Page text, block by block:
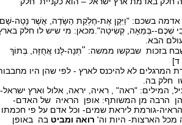
אדמה בשכם: "וַיִּקֶן אֶת-חֶלְקַת הַשָּׂדֶה, אֲשֶׁר נָטָה-שָׁם
שְׁכֶם--בְּמֵאָה, קְשִׂיטָה".מכאן: מי שיש לו חלק
הבא.
בזכות שבקשו ממשה: "תְּנָה-לָּנוּ אֲחֻזָּה, בְּתוֹךְ
ד]
המרגלים לא להיכנס לארץ - לפי שהן היו
חלק בה.
המילים: "ראה" , ראיה, יראה, אלול וארץ ישראל-
הרבה מן המשותף: אופן הראיה של האדם-
גורמת ליראת שמים- וכל אדם על פי חכמתו
מכל הארצות- היות וה' רואה ומביט בה באופן